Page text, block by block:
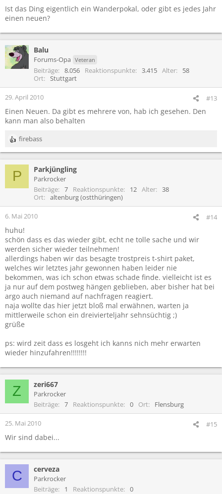
Ist das Ding eigentlich ein Wanderpokal, oder gibt es jedes Jahr
einen neuen?
Balu
Forums-Opa Veteran
Beiträge 8.056 Reaktionspunkte 3.415 Alter
58
Ort
Stuttgart
29. April 2010 #13
Einen Neuen. Da gibt es mehrere von, hab ich gesehen. Den
kann man also behalten
R
e
i
n
:
firebass
P Parkjüngling
Parkrocker
Beiträge
7 Reaktionspunkte 12 Alter
38
Ort
altenburg (ostthüringen)
6. Mai 2010 #14
huhu!
schön dass es das wieder gibt, echt ne tolle sache und wir
werden sicher wieder teilnehmen!
allerdings haben wir das besagte trostpreis t-shirt paket,
welches wir letztes jahr gewonnen haben leider nie
bekommen, was ich schon etwas schade finde. vielleicht ist es
ja nur auf dem postweg hängen geblieben, aber bisher hat bei
argo auch niemand auf nachfragen reagiert.
naja wollte das hier jetzt bloß mal erwähnen, warten ja
mittlerweile schon ein dreivierteljahr sehnsüchtig ;)
grüße
ps: wird zeit dass es losgeht ich kanns nich mehr erwarten
wieder hinzufahren!!!!!!!!
Z zeri667
Parkrocker
Beiträge
7 Reaktionspunkte 0 Ort Flensburg
25. Mai 2010 #15
Wir sind dabei...
C cerveza
Parkrocker
Beiträge
1 Reaktionspunkte 0